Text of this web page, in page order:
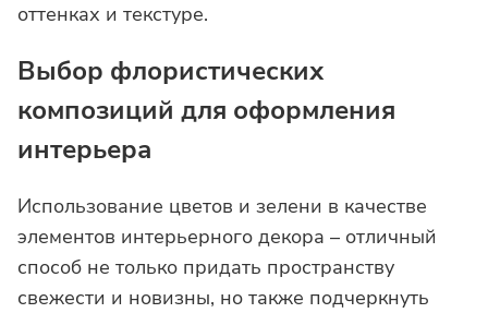
оттенках и текстуре.
Выбор флористических
композиций для оформления
интерьера
Использование цветов и зелени в качестве
элементов интерьерного декора – отличный
способ не только придать пространству
свежести и новизны, но также подчеркнуть